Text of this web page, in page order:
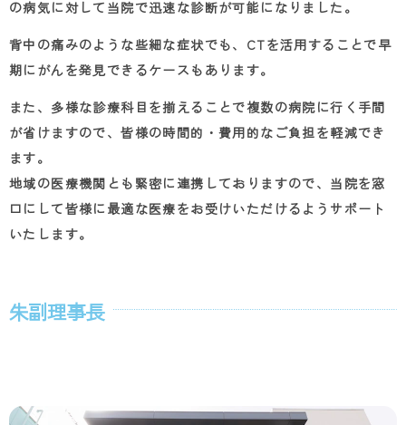
の病気に対して当院で迅速な診断が可能になりました。
背中の痛みのような些細な症状でも、CTを活用することで早
期にがんを発見できるケースもあります。
また、多様な診療科目を揃えることで複数の病院に行く手間
が省けますので、皆様の時間的・費用的なご負担を軽減でき
ます。
地域の医療機関とも緊密に連携しておりますので、当院を窓
口にして皆様に最適な医療をお受けいただけるようサポート
いたします。
朱副理事長